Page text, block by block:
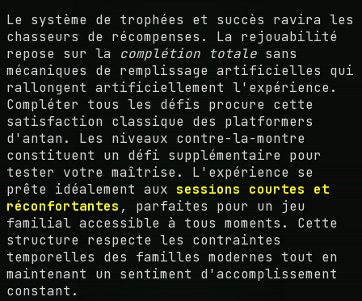
Le système de trophées et succès ravira les
chasseurs de récompenses. La rejouabilité
repose sur la complétion totale sans
mécaniques de remplissage artificielles qui
rallongent artificiellement l'expérience.
Compléter tous les défis procure cette
satisfaction classique des platformers
d'antan. Les niveaux contre-la-montre
constituent un défi supplémentaire pour
tester votre maîtrise. L'expérience se
prête idéalement aux sessions courtes et
réconfortantes , parfaites pour un jeu
familial accessible à tous moments. Cette
structure respecte les contraintes
temporelles des familles modernes tout en
maintenant un sentiment d'accomplissement
constant.